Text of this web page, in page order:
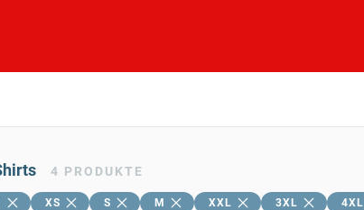
4 PRODUKTE
XS S M XXL 3XL 4XL